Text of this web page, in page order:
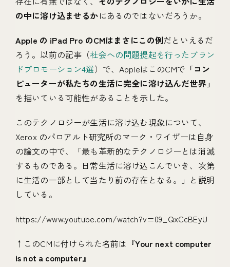
の中に溶け込ませるかにあるのではないだろうか。
Apple の iPad Pro のCMはまさにこの例だといえるだ
ろう。以前の記事（社会への問題提起を行ったブラン
ドプロモーション4選）で、AppleはこのCMで 「コン
ピューターが私たちの生活に完全に溶け込んだ世界」
を描いている可能性があることを示した。
このテクノロジーが生活に溶け込む現象について、
Xerox のパロアルト研究所のマーク・ワイザーは自身
の論文の中で、「最も革新的なテクノロジーとは消滅
するものである。日常生活に溶け込こんでいき、次第
に生活の一部として当たり前の存在となる。」と説明
している。
https://www.youtube.com/watch?v=09_QxCcBEyU
↑このCMに付けられた名前は 『Your next computer
is not a computer』